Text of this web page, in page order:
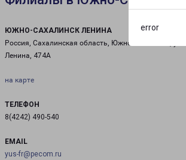
error
ЮЖНО-САХАЛИНСК ЛЕНИНА
Россия, Сахалинская область, Южно-Сахалинск,
Ленина, 474А
на карте
ТЕЛЕФОН
8(4242) 490-540
EMAIL
yus-fr@pecom.ru